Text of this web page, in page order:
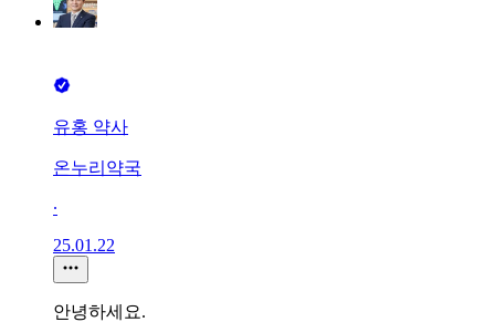
유홍 약사
온누리약국
∙
25.01.22
안녕하세요.